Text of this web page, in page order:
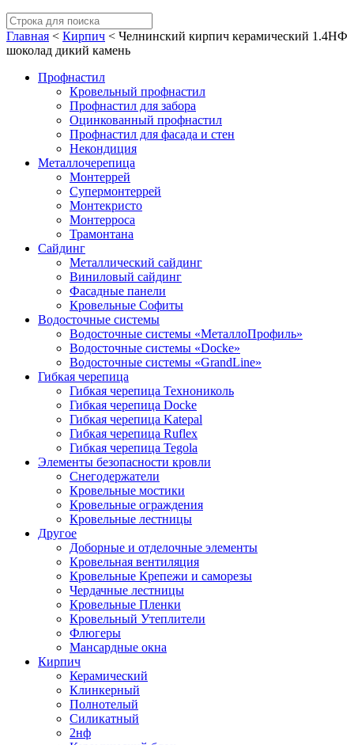
Главная < Кирпич < Челнинский кирпич керамический 1.4НФ
шоколад дикий камень
Профнастил
Кровельный профнастил
Профнастил для забора
Оцинкованный профнастил
Профнастил для фасада и стен
Некондиция
Металлочерепица
Монтеррей
Супермонтеррей
Монтекристо
Монтерроса
Трамонтана
Cайдинг
Металлический сайдинг
Виниловый сайдинг
Фасадные панели
Кровельные Софиты
Водосточные системы
Водосточные системы «МеталлоПрофиль»
Водосточные системы «Docke»
Водосточные системы «GrandLine»
Гибкая черепица
Гибкая черепица Технониколь
Гибкая черепица Docke
Гибкая черепица Katepal
Гибкая черепица Ruflex
Гибкая черепица Tegola
Элементы безопасности кровли
Снегодержатели
Кровельные мостики
Кровельные ограждения
Кровельные лестницы
Другое
Доборные и отделочные элементы
Кровельная вентиляция
Кровельные Крепежи и саморезы
Чердачные лестницы
Кровельные Пленки
Кровельный Утеплители
Флюгеры
Мансардные окна
Кирпич
Керамический
Клинкерный
Полнотелый
Силикатный
2нф